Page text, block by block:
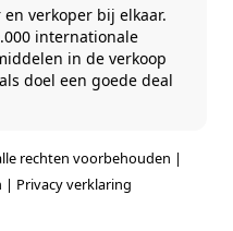
verkoper bij elkaar.
internationale
in de verkoop
doel een goede deal
rechten voorbehouden |
| Privacy verklaring